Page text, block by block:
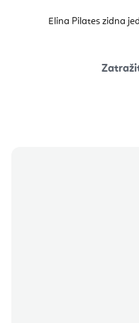
Elina Pilates zidna